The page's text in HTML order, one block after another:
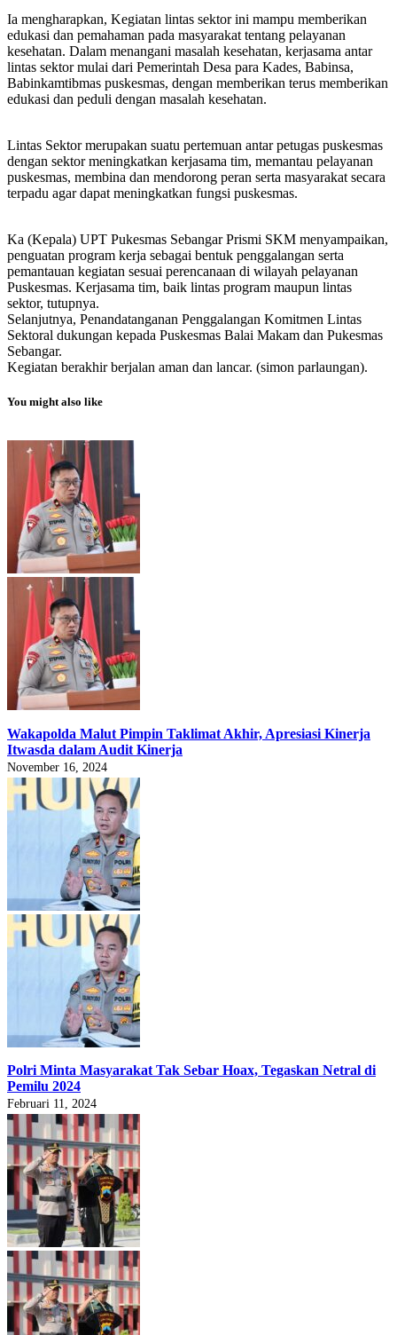
Ia mengharapkan, Kegiatan lintas sektor ini mampu memberikan
edukasi dan pemahaman pada masyarakat tentang pelayanan
kesehatan. Dalam menangani masalah kesehatan, kerjasama antar
lintas sektor mulai dari Pemerintah Desa para Kades, Babinsa,
Babinkamtibmas puskesmas, dengan memberikan terus memberikan
edukasi dan peduli dengan masalah kesehatan.
Lintas Sektor merupakan suatu pertemuan antar petugas puskesmas
dengan sektor meningkatkan kerjasama tim, memantau pelayanan
puskesmas, membina dan mendorong peran serta masyarakat secara
terpadu agar dapat meningkatkan fungsi puskesmas.
Ka (Kepala) UPT Pukesmas Sebangar Prismi SKM menyampaikan,
penguatan program kerja sebagai bentuk penggalangan serta
pemantauan kegiatan sesuai perencanaan di wilayah pelayanan
Puskesmas. Kerjasama tim, baik lintas program maupun lintas
sektor, tutupnya.
Selanjutnya, Penandatanganan Penggalangan Komitmen Lintas
Sektoral dukungan kepada Puskesmas Balai Makam dan Pukesmas
Sebangar.
Kegiatan berakhir berjalan aman dan lancar. (simon parlaungan).
You might also like
Wakapolda Malut Pimpin Taklimat Akhir, Apresiasi Kinerja
Itwasda dalam Audit Kinerja
November 16, 2024
Polri Minta Masyarakat Tak Sebar Hoax, Tegaskan Netral di
Pemilu 2024
Februari 11, 2024